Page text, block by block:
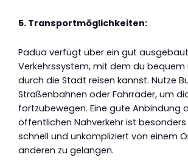
5. Transportmöglichkeiten:
Padua verfügt über ein gut
Verkehrssystem, mit dem du
durch die Stadt reisen kannst. Nutze
Straßenbahnen oder Fahrräder, um
fortzubewegen. Eine gute Anbindung
öffentlichen Nahverkehr ist
schnell und unkompliziert von einem
anderen zu gelangen.